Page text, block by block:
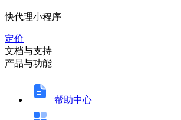
快代理小程序
定价
文档与支持
产品与功能
帮助中心